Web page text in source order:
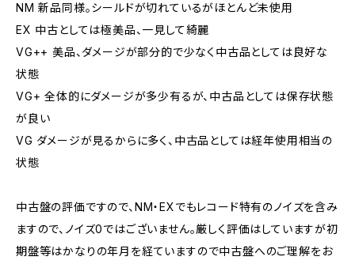
NM 新品同様。シールドが切れているがほとんど未使用
EX 中古としては極美品、一見して綺麗
VG++ 美品、ダメージが部分的で少なく中古品としては良好な
状態
VG+ 全体的にダメージが多少有るが、中古品としては保存状態
が良い
VG ダメージが見るからに多く、中古品としては経年使用相当の
状態
中古盤の評価ですので、NM・EXでもレコード特有のノイズを含み
ますので、ノイズ0ではございません。厳しく評価はしていますが初
期盤等はかなりの年月を経ていますので中古盤へのご理解をお